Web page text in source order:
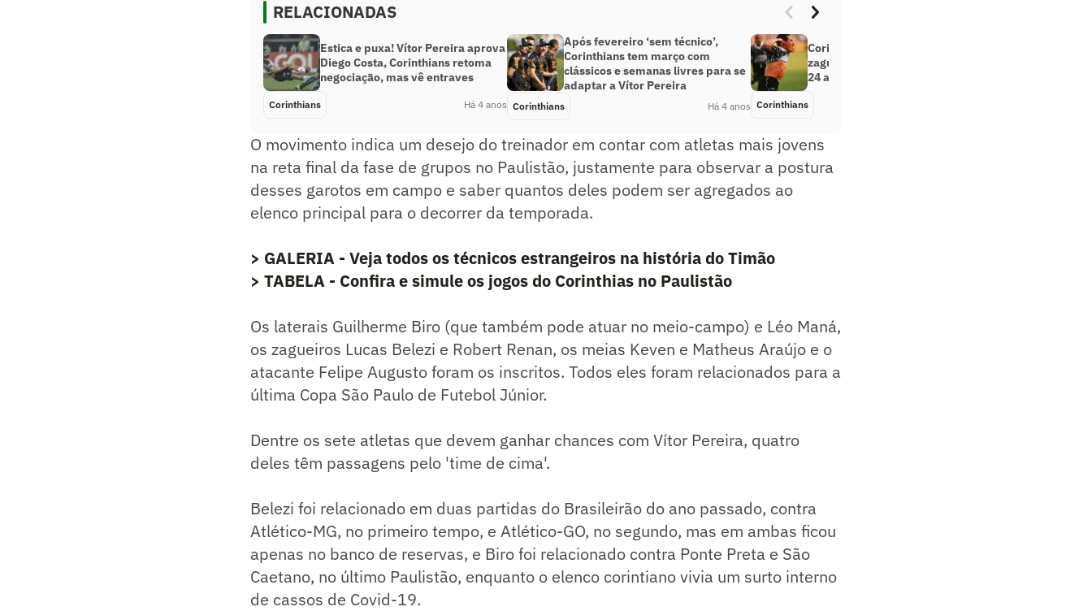
RELACIONADAS
Estica e puxa! Vítor Pereira aprova
Diego Costa, Corinthians retoma
negociação, mas vê entraves
Corinthians Há 4 anos
Após fevereiro ‘sem técnico’,
Corinthians tem março com
clássicos e semanas livres para se
adaptar a Vítor Pereira
Corinthians Há 4 anos
Corinthians relembra estreia do
zagueiro Gamarra, que completa
24 anos
Corinthians
O movimento indica um desejo do treinador em contar com atletas mais jovens
na reta final da fase de grupos no Paulistão, justamente para observar a postura
desses garotos em campo e saber quantos deles podem ser agregados ao
elenco principal para o decorrer da temporada.
> GALERIA - Veja todos os técnicos estrangeiros na história do Timão
> TABELA - Confira e simule os jogos do Corinthias no Paulistão
Os laterais Guilherme Biro (que também pode atuar no meio-campo) e Léo Maná,
os zagueiros Lucas Belezi e Robert Renan, os meias Keven e Matheus Araújo e o
atacante Felipe Augusto foram os inscritos. Todos eles foram relacionados para a
última Copa São Paulo de Futebol Júnior.
Dentre os sete atletas que devem ganhar chances com Vítor Pereira, quatro
deles têm passagens pelo 'time de cima'.
Belezi foi relacionado em duas partidas do Brasileirão do ano passado, contra
Atlético-MG, no primeiro tempo, e Atlético-GO, no segundo, mas em ambas ficou
apenas no banco de reservas, e Biro foi relacionado contra Ponte Preta e São
Caetano, no último Paulistão, enquanto o elenco corintiano vivia um surto interno
de cassos de Covid-19.